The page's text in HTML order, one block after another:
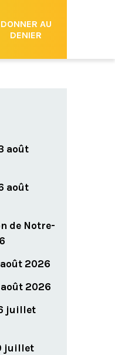
DONNER AU
DENIER
août
août
de Notre-
2026
2026
juillet
juillet